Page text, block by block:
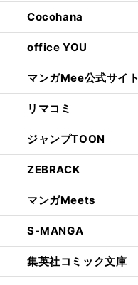
Cocohana
office YOU
マンガMee公式サイト
リマコミ
ジャンプTOON
ZEBRACK
マンガMeets
S-MANGA
集英社コミック文庫